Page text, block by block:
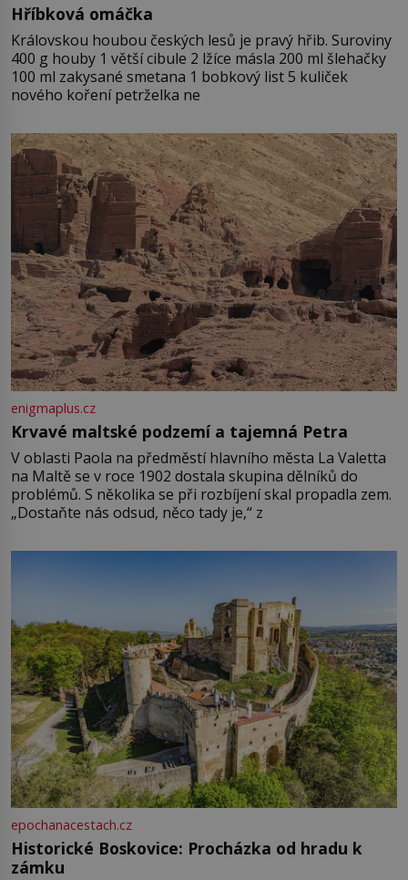
Hříbková omáčka
Královskou houbou českých lesů je pravý hřib. Suroviny
400 g houby 1 větší cibule 2 lžíce másla 200 ml šlehačky
100 ml zakysané smetana 1 bobkový list 5 kuliček
nového koření petrželka ne
enigmaplus.cz
Krvavé maltské podzemí a tajemná Petra
V oblasti Paola na předměstí hlavního města La Valetta
na Maltě se v roce 1902 dostala skupina dělníků do
problémů. S několika se při rozbíjení skal propadla zem.
„Dostaňte nás odsud, něco tady je,“ z
epochanacestach.cz
Historické Boskovice: Procházka od hradu k
zámku